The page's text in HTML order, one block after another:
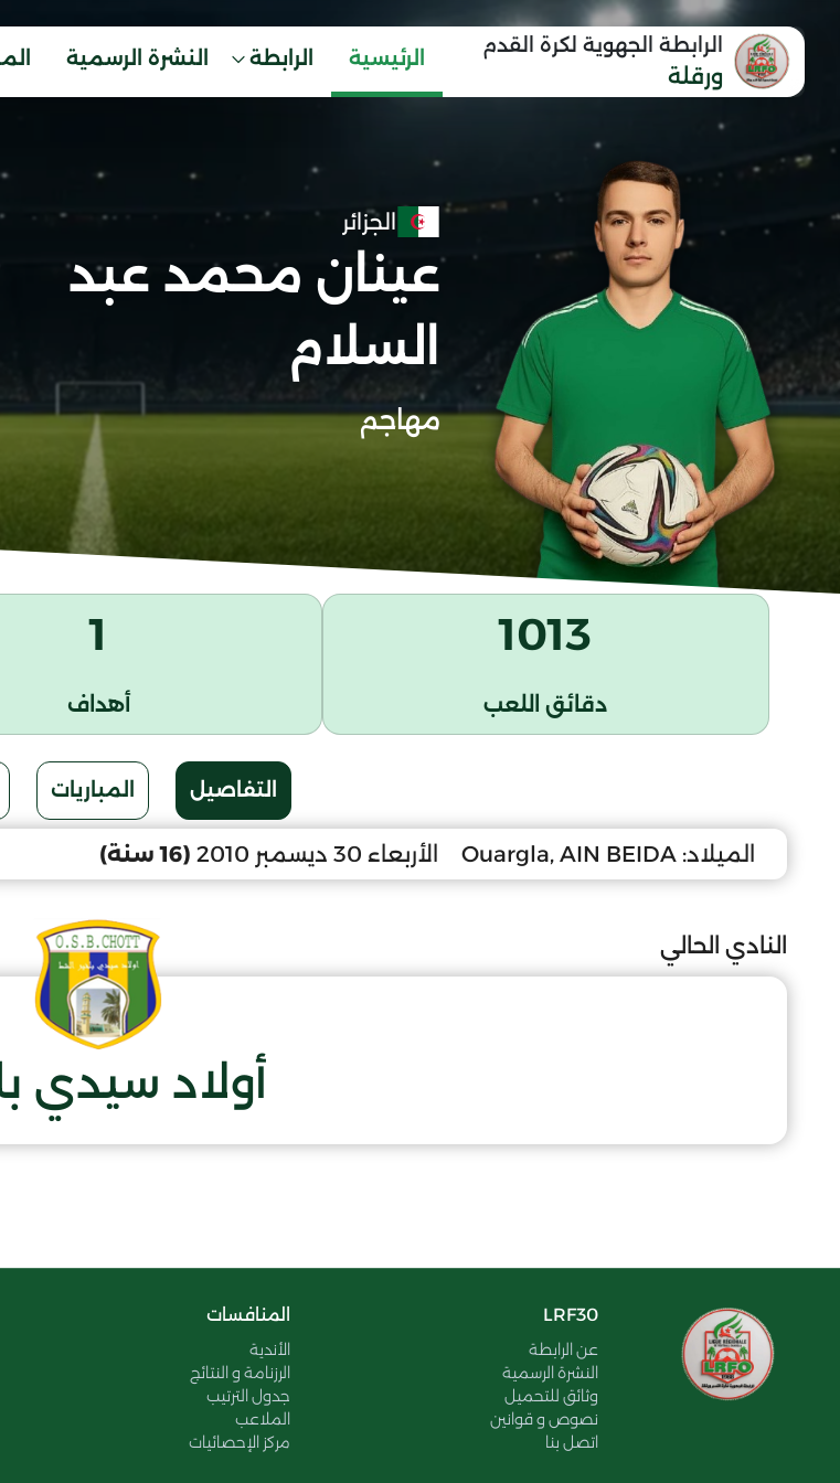
الرابطة الجهوية لكرة القدم
ورقلة
الرئيسية الرابطة النشرة الرسمية
الجزائر
عينان محمد عبد
السلام
مهاجم
1013
دقائق اللعب
1
أهداف
التفاصيل المباريات
الميلاد: Ouargla, AIN BEIDA الأربعاء 30 ديسمبر 2010 (16 سنة)
النادي الحالي
أولاد سيدي
LRF30
عن الرابطة
النشرة الرسمية
وثائق للتحميل
نصوص و قوانين
اتصل بنا
المنافسات
الأندية
الرزنامة و النتائج
جدول الترتيب
الملاعب
مركز الإحصائيات